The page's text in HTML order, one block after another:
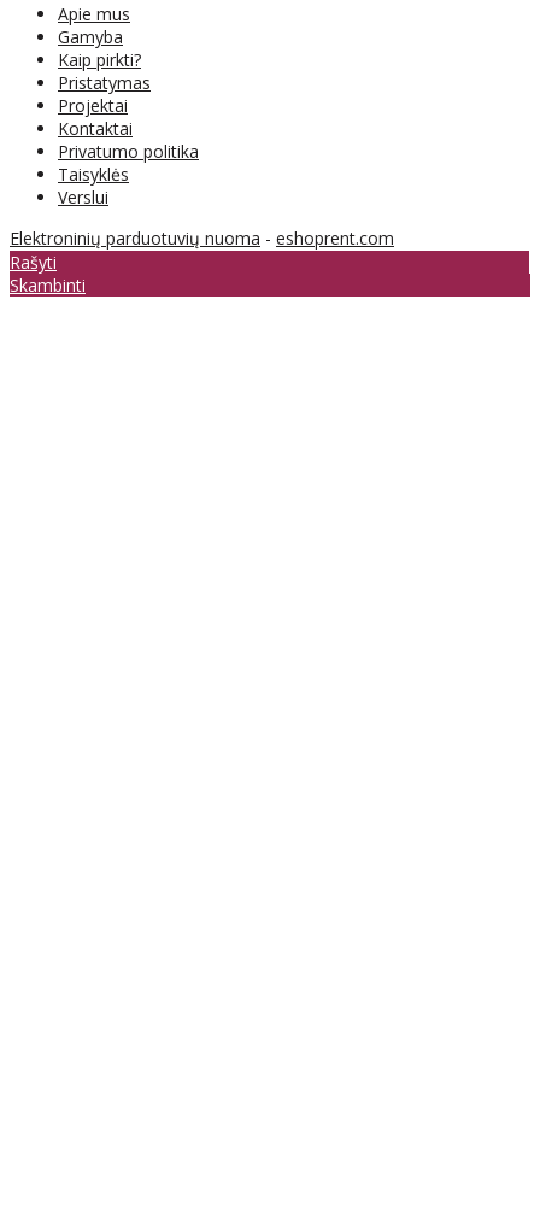
Apie mus
Gamyba
Kaip pirkti?
Pristatymas
Projektai
Kontaktai
Privatumo politika
Taisyklės
Verslui
Elektroninių parduotuvių nuoma - eshoprent.com
Rašyti
Skambinti